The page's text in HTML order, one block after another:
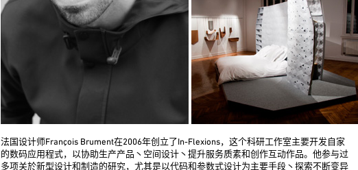
法国设计师François Brument在2006年创立了In-Flexions，这个科研工作室主要开发自家
的数码应用程式，以协助生产产品丶空间设计丶提升服务质素和创作互动作品。他参与过
多项关於新型设计和制造的研究，尤其是以代码和参数式设计为主要手段丶探索不断变异